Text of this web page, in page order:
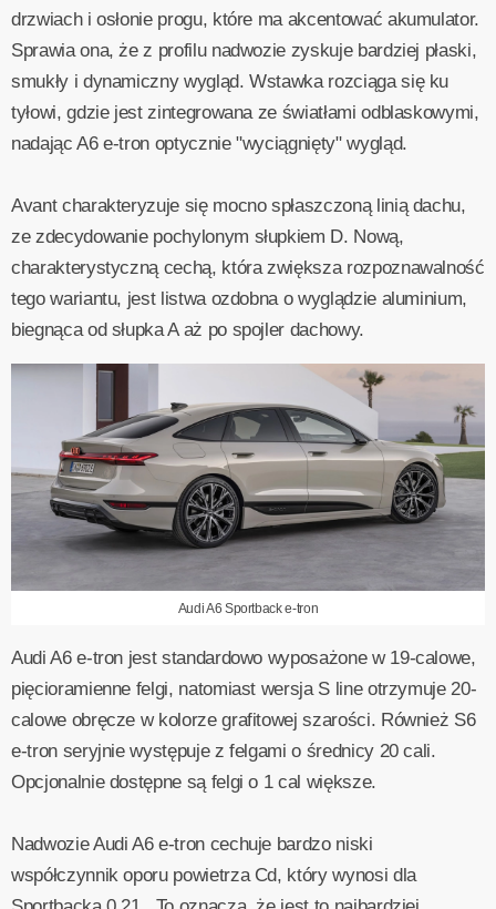
drzwiach i osłonie progu, które ma akcentować akumulator.
Sprawia ona, że z profilu nadwozie zyskuje bardziej płaski,
smukły i dynamiczny wygląd. Wstawka rozciąga się ku
tyłowi, gdzie jest zintegrowana ze światłami odblaskowymi,
nadając A6 e-tron optycznie "wyciągnięty" wygląd.
Avant charakteryzuje się mocno spłaszczoną linią dachu,
ze zdecydowanie pochylonym słupkiem D. Nową,
charakterystyczną cechą, która zwiększa rozpoznawalność
tego wariantu, jest listwa ozdobna o wyglądzie aluminium,
biegnąca od słupka A aż po spojler dachowy.
Audi A6 Sportback e-tron
Audi A6 e-tron jest standardowo wyposażone w 19-calowe,
pięcioramienne felgi, natomiast wersja S line otrzymuje 20-
calowe obręcze w kolorze grafitowej szarości. Również S6
e-tron seryjnie występuje z felgami o średnicy 20 cali.
Opcjonalnie dostępne są felgi o 1 cal większe.
Nadwozie Audi A6 e-tron cechuje bardzo niski
współczynnik oporu powietrza Cd, który wynosi dla